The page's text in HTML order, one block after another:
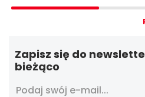
Zapisz się do
bieżąco